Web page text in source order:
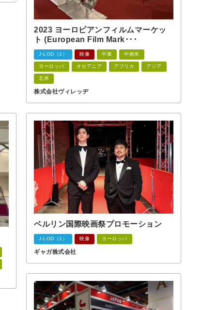
2023 ヨーロピアンフィルムマーケッ
ト (European Film Mark･･･
J-LOD（1） 映像 中東 中南米
ヨーロッパ オセアニア アフリカ アジア
北米
株式会社ヴィレッヂ
ベルリン国際映画祭プロモーション
J-LOD（1） 映像 ヨーロッパ
ギャガ株式会社